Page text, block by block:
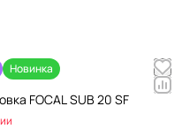
Новинка
FOCAL SUB 20 SF